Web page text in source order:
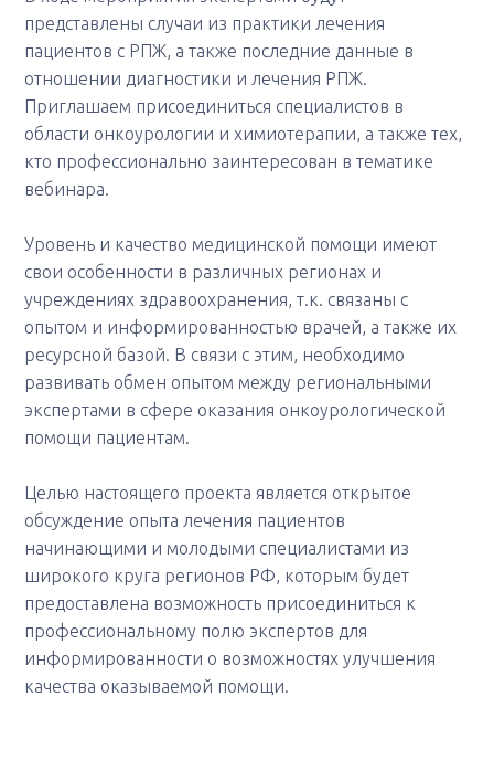
представлены случаи из практики лечения
пациентов с РПЖ, а также последние данные в
отношении диагностики и лечения РПЖ.
Приглашаем присоединиться специалистов в
области онкоурологии и химиотерапии, а также тех,
кто профессионально заинтересован в тематике
вебинара.
Уровень и качество медицинской помощи имеют
свои особенности в различных регионах и
учреждениях здравоохранения, т.к. связаны с
опытом и информированностью врачей, а также их
ресурсной базой. В связи с этим, необходимо
развивать обмен опытом между региональными
экспертами в сфере оказания онкоурологической
помощи пациентам.
Целью настоящего проекта является открытое
обсуждение опыта лечения пациентов
начинающими и молодыми специалистами из
широкого круга регионов РФ, которым будет
предоставлена возможность присоединиться к
профессиональному полю экспертов для
информированности о возможностях улучшения
качества оказываемой помощи.